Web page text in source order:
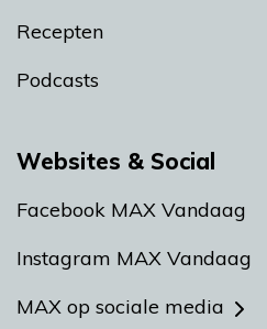
Recepten
Podcasts
Websites & Social
Facebook MAX Vandaag
Instagram MAX Vandaag
MAX op sociale media